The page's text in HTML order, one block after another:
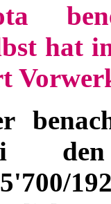
hat
den